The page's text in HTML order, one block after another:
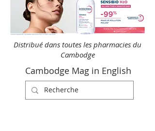
Distribué dans toutes les pharmacies du
Cambodge
Cambodge Mag in English